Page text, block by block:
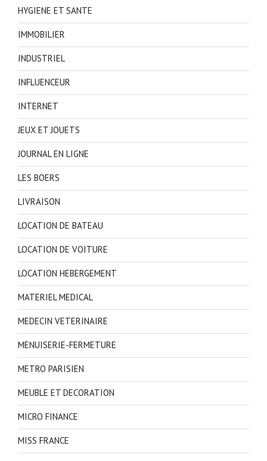
HYGIENE ET SANTE
IMMOBILIER
INDUSTRIEL
INFLUENCEUR
INTERNET
JEUX ET JOUETS
JOURNAL EN LIGNE
LES BOERS
LIVRAISON
LOCATION DE BATEAU
LOCATION DE VOITURE
LOCATION HEBERGEMENT
MATERIEL MEDICAL
MEDECIN VETERINAIRE
MENUISERIE-FERMETURE
METRO PARISIEN
MEUBLE ET DECORATION
MICRO FINANCE
MISS FRANCE